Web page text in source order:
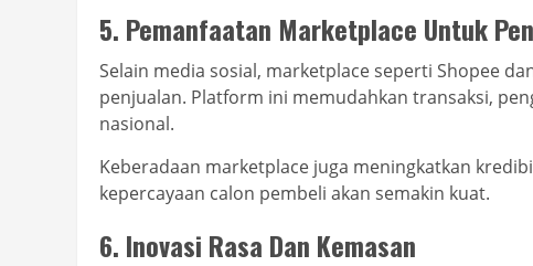
5. Pemanfaatan Marketplace Untuk
Selain media sosial, marketplace seperti Shopee
penjualan. Platform ini memudahkan transaksi,
nasional.
Keberadaan marketplace juga meningkatkan
kepercayaan calon pembeli akan semakin kuat.
6. Inovasi Rasa Dan Kemasan